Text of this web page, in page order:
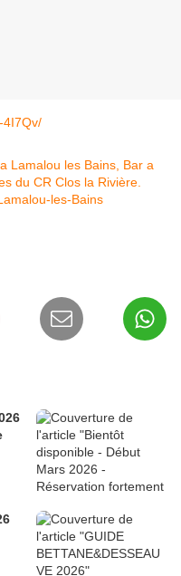
4I7Qv/